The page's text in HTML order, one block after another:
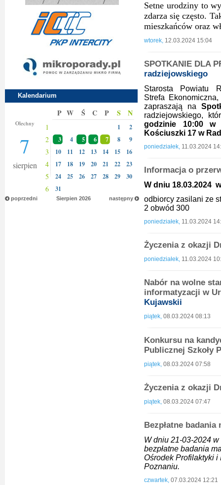
Kalendarium
Olechny
7
sierpien
P W Ś C P S N
1 1 2
2 3 4 5 6 7 8 9
3 10 11 12 13 14 15 16
4 17 18 19 20 21 22 23
5 24 25 26 27 28 29 30
6 31
poprzedni następny
Sierpien 2026
Setne urodziny to
zdarza się często.
mieszkańców oraz
wtorek, 12.03.2024 15:04
SPOTKANIE DLA
radziejowskiego
Starosta Powiatu
Strefa
zapraszają na
radziejowskiego,
godzinie 10:00 w
Kościuszki 17 w
poniedziałek, 11.03.2024
Informacja o
W dniu 18.03.2024
odbiorcy zasilani ze
2 obwód 300
poniedziałek, 11.03.2024
Życzenia z okazji
poniedziałek, 11.03.2024
Nabór na wolne
informatyzacji w
Kujawskii
piątek, 08.03.2024 08:13
Konkursu na
Publicznej Szkoły
piątek, 08.03.2024 07:58
Życzenia z okazji
piątek, 08.03.2024 07:47
Bezpłatne
W dniu 21-03-2024
bezpłatne badania
Ośrodek Profilaktyki
Poznaniu.
czwartek, 07.03.2024 12:21